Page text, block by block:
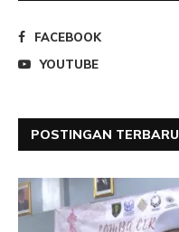
FACEBOOK
YOUTUBE
POSTINGAN TERBARU